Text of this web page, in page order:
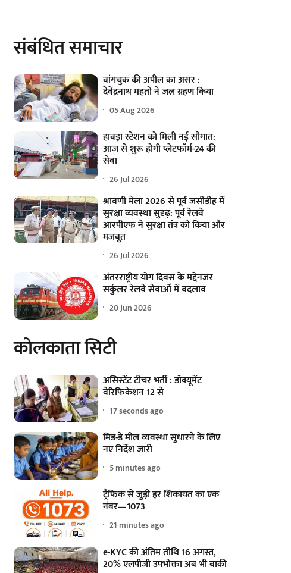
संबंधित समाचार
वांगचुक की अपील का असर :
देवेंद्रनाथ महतो ने जल ग्रहण किया
05 Aug 2026
हावड़ा स्टेशन को मिली नई सौगात:
आज से शुरू होगी प्लेटफॉर्म-24 की
सेवा
26 Jul 2026
श्रावणी मेला 2026 से पूर्व जसीडीह में
सुरक्षा व्यवस्था सुदृढ़: पूर्व रेलवे
आरपीएफ ने सुरक्षा तंत्र को किया और
मजबूत
26 Jul 2026
अंतरराष्ट्रीय योग दिवस के मद्देनजर
सर्कुलर रेलवे सेवाओं में बदलाव
20 Jun 2026
कोलकाता सिटी
असिस्टेंट टीचर भर्ती : डॉक्यूमेंट
वेरिफिकेशन 12 से
18 seconds ago
मिड-डे मील व्यवस्था सुधारने के लिए
नए निर्देश जारी
5 minutes ago
ट्रैफिक से जुड़ी हर शिकायत का एक
नंबर—1073
21 minutes ago
e-KYC की अंतिम तीथि 16 अगस्त,
20% एलपीजी उपभोक्ता अब भी बाकी